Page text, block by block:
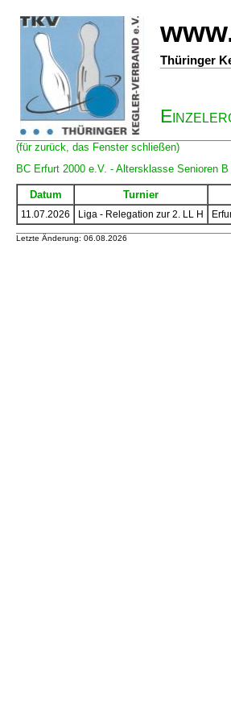
Thüringer
(für zurück, das Fenster schließen)
BC Erfurt 2000 e.V. - Altersklasse Senioren B
Datum Turnier
11.07.2026 Liga - Relegation zur 2. LL H
Letzte Änderung: 06.08.2026